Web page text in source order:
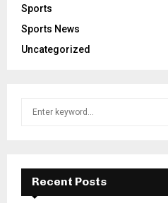
Sports
Sports News
Uncategorized
f
Recent Posts